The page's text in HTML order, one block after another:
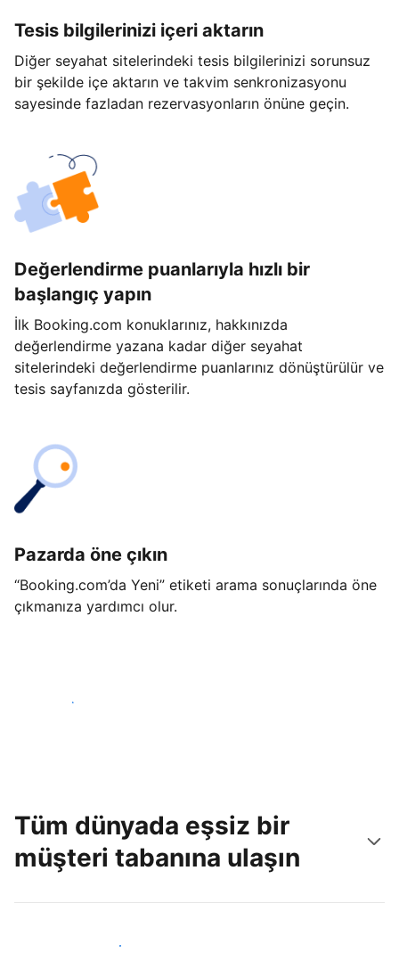
Tesis bilgilerinizi içeri aktarın
Diğer seyahat sitelerindeki tesis bilgilerinizi sorunsuz
bir şekilde içe aktarın ve takvim senkronizasyonu
sayesinde fazladan rezervasyonların önüne geçin.
Değerlendirme puanlarıyla hızlı bir
başlangıç yapın
İlk Booking.com konuklarınız, hakkınızda
değerlendirme yazana kadar diğer seyahat
sitelerindeki değerlendirme puanlarınız dönüştürülür ve
tesis sayfanızda gösterilir.
Pazarda öne çıkın
“Booking.com’da Yeni” etiketi arama sonuçlarında öne
çıkmanıza yardımcı olur.
Hemen başla
Tüm dünyada eşsiz bir
müşteri tabanına ulaşın
Hemen yeni konuklara ulaş